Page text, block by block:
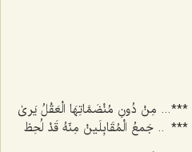
***... مِنْ دُونِ مُنْضَمَّاتِهَا الْعَقْلُ يَرىٰ
*** .. جَمعُ الْمُقَابِلَینْ مِنّهُ قَدْ لُحِظ